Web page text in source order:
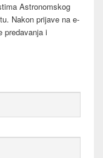
Astronomskog
Nakon prijave na e-
predavanja i